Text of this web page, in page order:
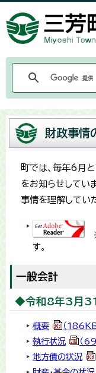
財政事情
町では、毎年6月
をお知らせしてい
事情を理解してい
※
す。
一般会計
◆令和8年3月
概要
（186KB
執行状況
（
地方債の状況